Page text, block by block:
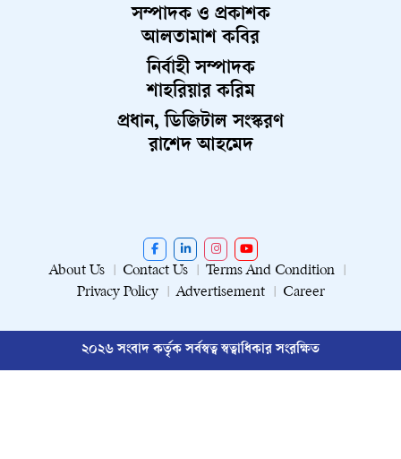
সম্পাদক ও প্রকাশক
আলতামাশ কবির
নির্বাহী সম্পাদক
শাহরিয়ার করিম
প্রধান, ডিজিটাল সংস্করণ
রাশেদ আহমেদ
About Us Contact Us
Terms And Condition
Privacy Policy
Advertisement Career
২০২৬ সংবাদ কর্তৃক সর্বস্বত্ব স্বত্বাধিকার সংরক্ষিত